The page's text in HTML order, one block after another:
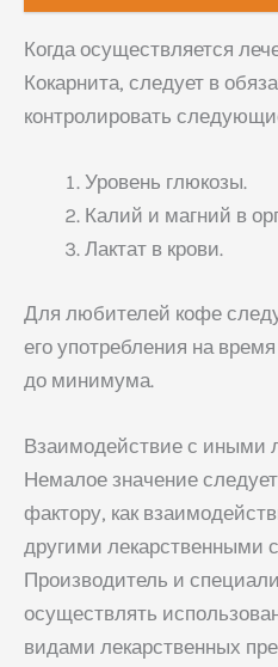
Когда осуществляется
Кокарнита, следует в
контролировать
Уровень глюкозы.
Калий и магний в
Лактат в крови.
Для любителей кофе
его употребления на
до минимума.
Взаимодействие с иными
Немалое значение
фактору, как
другими лекарственными
Производитель и
осуществлять
видами лекарственных